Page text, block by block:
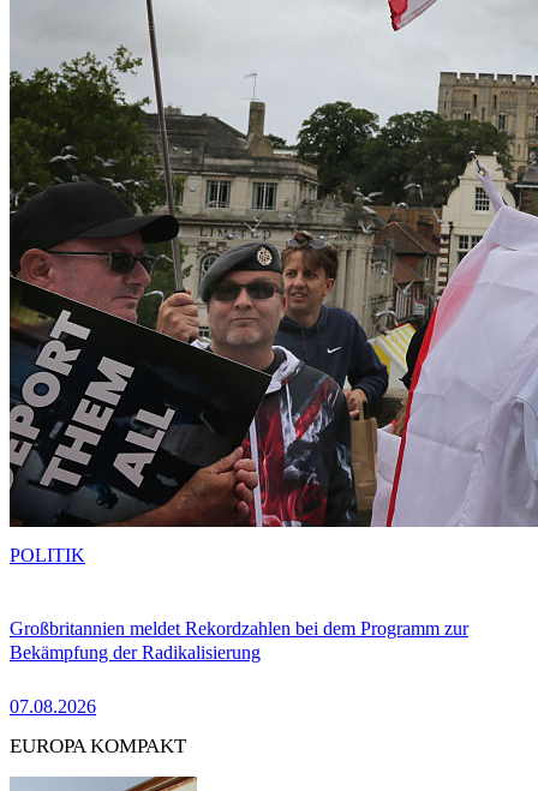
Großbritannien meldet Rekordzahlen bei dem Programm zur
Bekämpfung der Radikalisierung
07.08.2026
POLITIK
EUROPA KOMPAKT